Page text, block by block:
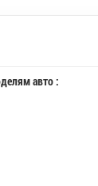
авто :